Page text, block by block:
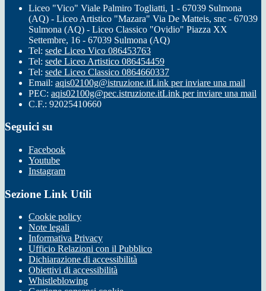
Liceo "Vico" Viale Palmiro Togliatti, 1 - 67039 Sulmona
(AQ) - Liceo Artistico "Mazara" Via De Matteis, snc - 67039
Sulmona (AQ) - Liceo Classico "Ovidio" Piazza XX
Settembre, 16 - 67039 Sulmona (AQ)
Tel: sede Liceo Vico 086453763
Tel: sede Liceo Artistico 086454459
Tel: sede Liceo Classico 0864660337
Email: aqis02100g@istruzione.itLink per inviare una mail
PEC: aqis02100g@pec.istruzione.itLink per inviare una mail
C.F.: 92025410660
Seguici su
Facebook
Youtube
Instagram
Sezione Link Utili
Cookie policy
Note legali
Informativa Privacy
Ufficio Relazioni con il Pubblico
Dichiarazione di accessibilità
Obiettivi di accessibilità
Whistleblowing